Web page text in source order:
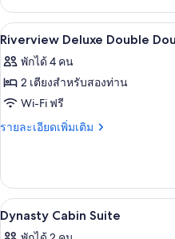
เกี่ยว
กับ
Riverview
เปิด
ภาพถ่าย
ทั้งหมด
ของ
Riverview
Double
2
Riverview Deluxe Double
พักได้ 4 คน
2 เตียงสำหรับสองท่าน
Wi-Fi ฟรี
รายละเอียดเพิ่มเติม
ราย
เกี่ยว
กับ
Riverview
Deluxe
เปิด
ภาพถ่าย
6
Dynasty Cabin Suite